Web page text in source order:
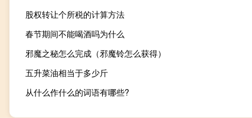
股权转让个所税的计算方法
春节期间不能喝酒吗为什么
邪魔之秘怎么完成（邪魔铃怎么获得）
五升菜油相当于多少斤
从什么作什么的词语有哪些?